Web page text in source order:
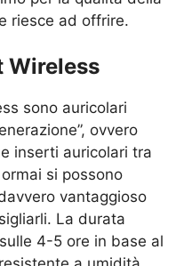
riesce ad offrire.
Wireless
sono auricolari
ovvero
inserti auricolari tra
si possono
vantaggioso
La durata
4-5 ore in base al